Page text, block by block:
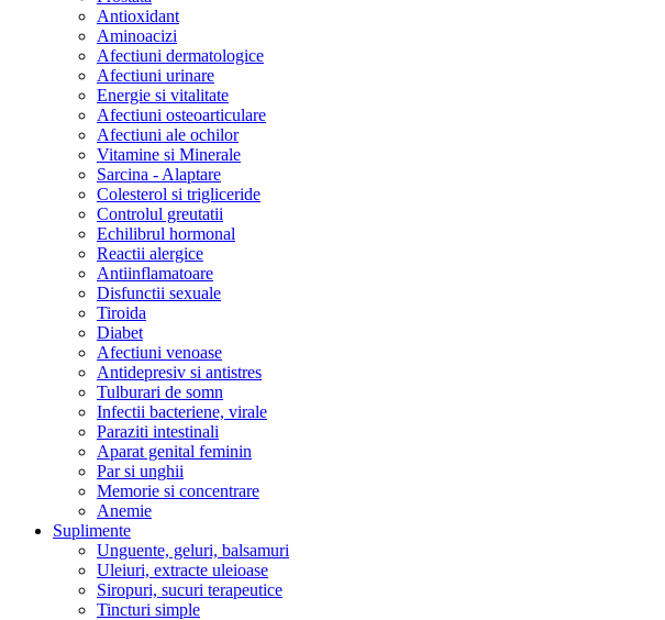
Antioxidant
Aminoacizi
Afectiuni dermatologice
Afectiuni urinare
Energie si vitalitate
Afectiuni osteoarticulare
Afectiuni ale ochilor
Vitamine si Minerale
Sarcina - Alaptare
Colesterol si trigliceride
Controlul greutatii
Echilibrul hormonal
Reactii alergice
Antiinflamatoare
Disfunctii sexuale
Tiroida
Diabet
Afectiuni venoase
Antidepresiv si antistres
Tulburari de somn
Infectii bacteriene, virale
Paraziti intestinali
Aparat genital feminin
Par si unghii
Memorie si concentrare
Anemie
Suplimente
Unguente, geluri, balsamuri
Uleiuri, extracte uleioase
Siropuri, sucuri terapeutice
Tincturi simple